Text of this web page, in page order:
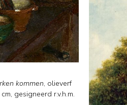
kommen, olieverf
cm, gesigneerd r.v.h.m.